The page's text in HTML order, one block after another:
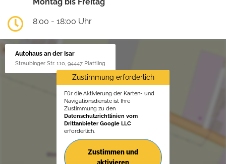
8:00 - 18:00 Uhr
Autohaus an der Isar
Straubinger Str. 110, 94447 Plattling
Zustimmung erforderlich
Für die Aktivierung der Karten- und
Navigationsdienste ist Ihre
Zustimmung zu den
Datenschutzrichtlinien vom
Drittanbieter Google LLC
erforderlich.
Zustimmen und